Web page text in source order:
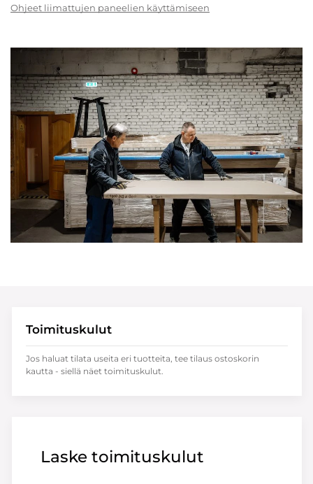
Ohjeet liimattujen paneelien käyttämiseen
Laske toimituskulut
Toimituskulut
Jos haluat tilata useita eri tuotteita, tee tilaus ostoskorin
kautta - siellä näet toimituskulut.